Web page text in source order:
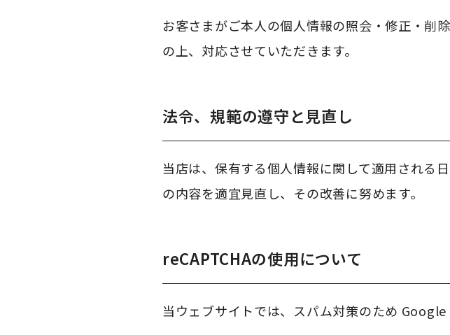
お客さまがご本人の個人情報の照会・修正・削
の上、対応させていただきます。
法令、規範の遵守と見直し
当店は、保有する個人情報に関して適用される
の内容を適宜見直し、その改善に努めます。
reCAPTCHAの使用について
当ウェブサイトでは、スパム対策のため Google